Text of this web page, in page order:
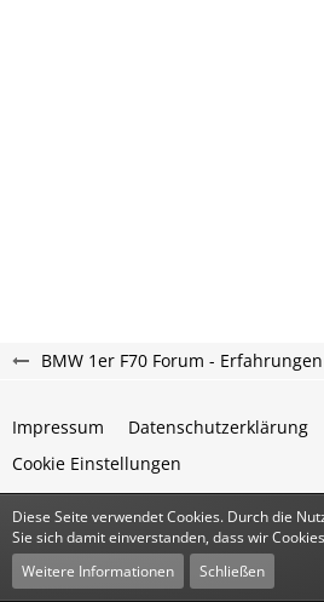
BMW 1er F70 Forum -
Impressum
Datenschutzerklärung
Cookie Einstellungen
Community-Software:
Stil:Classicvon
Diese Seite verwendet Cookies. Durch die
Sie sich damit einverstanden, dass wir
Weitere Informationen
Schließen